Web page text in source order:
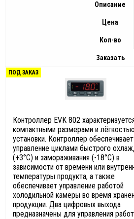
Описание
Цена
Кол-во
Заказать
ПОД ЗАКАЗ
Контроллер EVK 802
компактными размерами и лёгкостью
установки. Контроллер обеспечивает
управление циклами быстрого
(+3°C) и замораживания (-18°C) в
зависимости от времени или
температуры продукта, а также
обеспечивает управление работой
холодильной камеры во время
продукции. Два цифровых выхода
предназначены для управления